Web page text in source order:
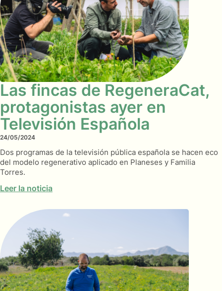
Las fincas de RegeneraCat,
protagonistas ayer en
Televisión Española
24/05/2024
Dos programas de la televisión pública española se hacen eco
del modelo regenerativo aplicado en Planeses y Familia
Torres.
Leer la noticia